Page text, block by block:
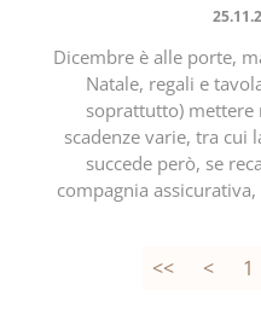
Dicembre è alle porte,
Natale, regali e
soprattutto)
scadenze varie, tra cui
succede però, se
compagnia
<< < 1